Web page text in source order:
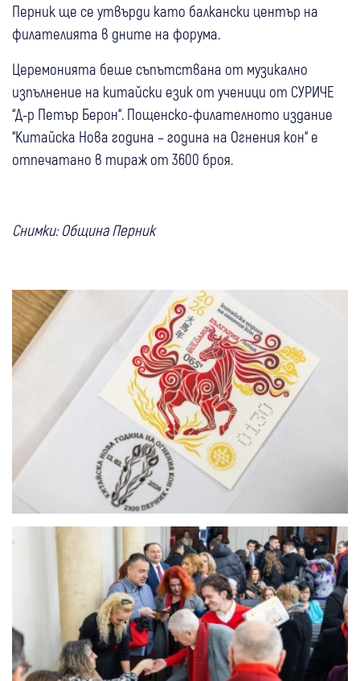
Перник ще се утвърди като балкански център на
филателията в дните на форума.
Церемонията беше съпътствана от музикално
изпълнение на китайски език от ученици от СУРИЧЕ
“Д-р Петър Берон“. Пощенско-филателното издание
“Китайска Нова година – година на Огнения кон“ е
отпечатано в тираж от 3600 броя.
Снимки: Община Перник